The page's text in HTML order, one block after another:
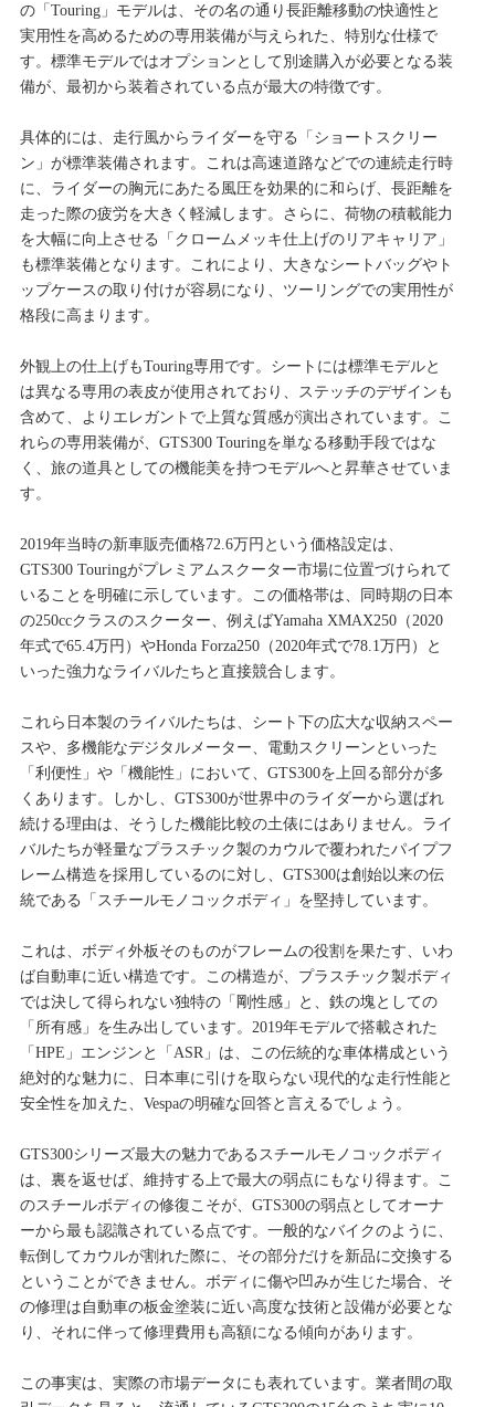
の「Touring」モデルは、その名の通り長距離移動の快適性と
実用性を高めるための専用装備が与えられた、特別な仕様で
す。標準モデルではオプションとして別途購入が必要となる装
備が、最初から装着されている点が最大の特徴です。
具体的には、走行風からライダーを守る「ショートスクリー
ン」が標準装備されます。これは高速道路などでの連続走行時
に、ライダーの胸元にあたる風圧を効果的に和らげ、長距離を
走った際の疲労を大きく軽減します。さらに、荷物の積載能力
を大幅に向上させる「クロームメッキ仕上げのリアキャリア」
も標準装備となります。これにより、大きなシートバッグやト
ップケースの取り付けが容易になり、ツーリングでの実用性が
格段に高まります。
外観上の仕上げもTouring専用です。シートには標準モデルと
は異なる専用の表皮が使用されており、ステッチのデザインも
含めて、よりエレガントで上質な質感が演出されています。こ
れらの専用装備が、GTS300 Touringを単なる移動手段ではな
く、旅の道具としての機能美を持つモデルへと昇華させていま
す。
2019年当時の新車販売価格72.6万円という価格設定は、
GTS300 Touringがプレミアムスクーター市場に位置づけられて
いることを明確に示しています。この価格帯は、同時期の日本
の250ccクラスのスクーター、例えばYamaha XMAX250（2020
年式で65.4万円）やHonda Forza250（2020年式で78.1万円）と
いった強力なライバルたちと直接競合します。
これら日本製のライバルたちは、シート下の広大な収納スペー
スや、多機能なデジタルメーター、電動スクリーンといった
「利便性」や「機能性」において、GTS300を上回る部分が多
くあります。しかし、GTS300が世界中のライダーから選ばれ
続ける理由は、そうした機能比較の土俵にはありません。ライ
バルたちが軽量なプラスチック製のカウルで覆われたパイプフ
レーム構造を採用しているのに対し、GTS300は創始以来の伝
統である「スチールモノコックボディ」を堅持しています。
これは、ボディ外板そのものがフレームの役割を果たす、いわ
ば自動車に近い構造です。この構造が、プラスチック製ボディ
では決して得られない独特の「剛性感」と、鉄の塊としての
「所有感」を生み出しています。2019年モデルで搭載された
「HPE」エンジンと「ASR」は、この伝統的な車体構成という
絶対的な魅力に、日本車に引けを取らない現代的な走行性能と
安全性を加えた、Vespaの明確な回答と言えるでしょう。
GTS300シリーズ最大の魅力であるスチールモノコックボディ
は、裏を返せば、維持する上で最大の弱点にもなり得ます。こ
のスチールボディの修復こそが、GTS300の弱点としてオーナ
ーから最も認識されている点です。一般的なバイクのように、
転倒してカウルが割れた際に、その部分だけを新品に交換する
ということができません。ボディに傷や凹みが生じた場合、そ
の修理は自動車の板金塗装に近い高度な技術と設備が必要とな
り、それに伴って修理費用も高額になる傾向があります。
この事実は、実際の市場データにも表れています。業者間の取